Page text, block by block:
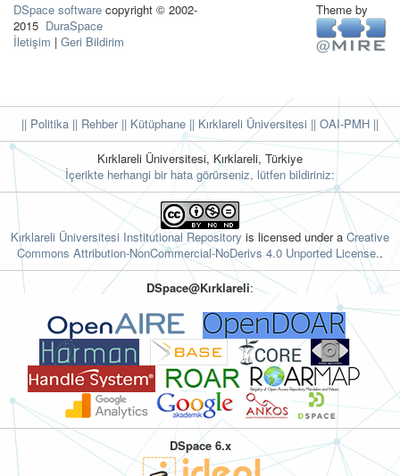
DSpace software copyright © 2002-
2015 DuraSpace
İletişim | Geri Bildirim
Theme by
|| Politika || Rehber|| Kütüphane || Kırklareli Üniversitesi || OAI-PMH ||
Kırklareli Üniversitesi, Kırklareli, Türkiye
İçerikte herhangi bir hata görürseniz, lütfen bildiriniz:
Kırklareli Üniversitesi Institutional Repository is licensed under a Creative
Commons Attribution-NonCommercial-NoDerivs 4.0 Unported License..
DSpace@Kırklareli:
DSpace 6.x